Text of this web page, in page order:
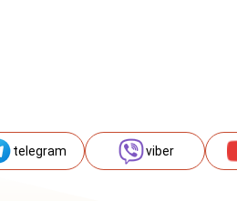
telegram viber